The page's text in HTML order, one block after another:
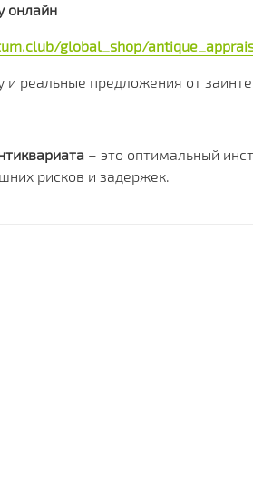
онлайн
global_shop/
и реальные предложения от
– это оптимальный
рисков и задержек.